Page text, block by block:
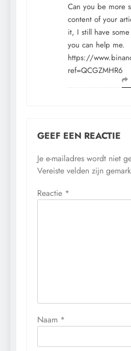
Can you be more
content of your
it, I still have
you can help me.
https://
ref=QCGZMHR6
GEEF EEN REACTIE
Je e-mailadres wordt niet
Vereiste velden zijn
Reactie *
Naam *